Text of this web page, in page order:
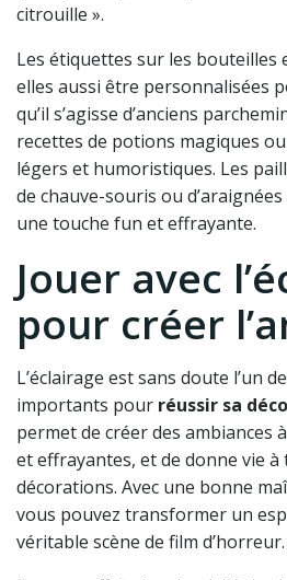
citrouille ».
Les étiquettes sur les bouteilles
elles aussi être personnalisées
qu’il s’agisse d’anciens
recettes de potions magiques
légers et humoristiques. Les
de chauve-souris ou
une touche fun et effrayante.
Jouer avec
pour créer
L’éclairage est sans doute l’un
importants pour réussir sa
permet de créer des ambiances
et effrayantes, et de donne vie à
décorations. Avec une bonne
vous pouvez transformer un
véritable scène de film d’horreur.